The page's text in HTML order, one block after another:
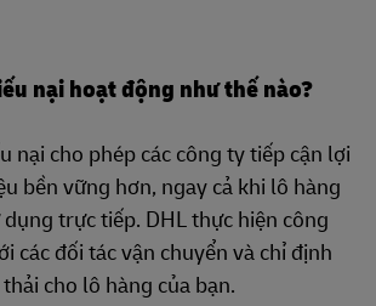
nại hoạt động như thế nào?
nại cho phép các công ty tiếp cận lợi
bền vững hơn, ngay cả khi lô hàng
trực tiếp. DHL thực hiện công
các đối tác vận chuyển và chỉ định
cho lô hàng của bạn.